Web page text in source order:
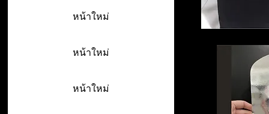
หน้าใหม่
หน้าใหม่
หน้าใหม่